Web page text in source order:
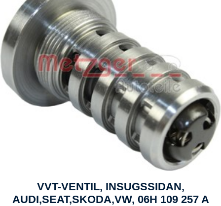
VVT-VENTIL, INSUGSSIDAN,
AUDI,SEAT,SKODA,VW, 06H 109 257 A